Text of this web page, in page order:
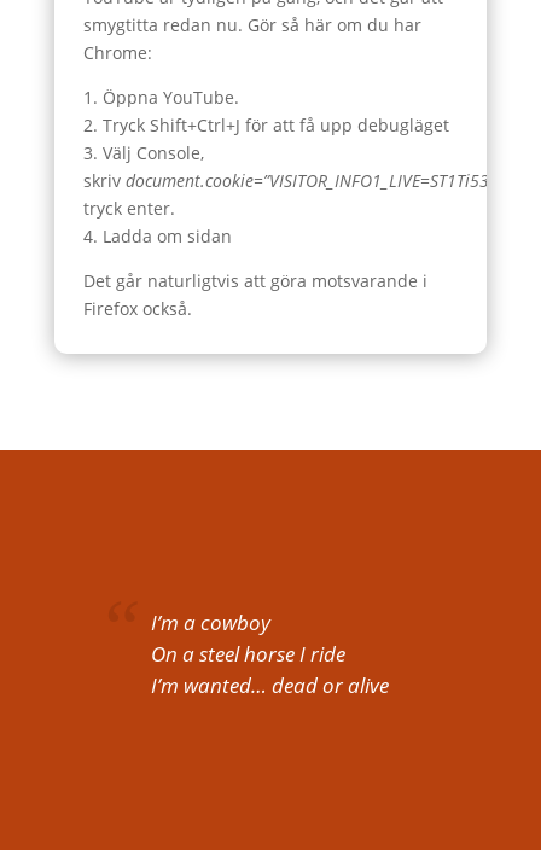
smygtitta redan nu. Gör så här om du har
Chrome:
1. Öppna YouTube.
2. Tryck Shift+Ctrl+J för att få upp debugläget
3. Välj Console,
skriv document.cookie=”VISITOR_INFO1_LIVE=ST1Ti53r4fU”;
tryck enter.
4. Ladda om sidan
Det går naturligtvis att göra motsvarande i
Firefox också.
I’m a cowboy
On a steel horse I ride
I’m wanted… dead or alive